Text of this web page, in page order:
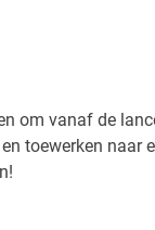
om vanaf de
toewerken